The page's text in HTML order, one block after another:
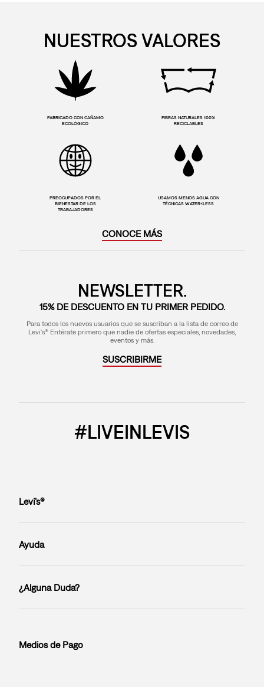
NUESTROS VALORES
FABRICADO CON CAÑAMO
ECOLÓGICO
FIBRAS NATURALES 100%
RECICLABLES
PREOCUPADOS POR EL
BIENESTAR DE LOS
TRABAJADORES
USAMOS MENOS AGUA CON
TÉCNICAS WATER<LESS
CONOCE MÁS
NEWSLETTER.
15% DE DESCUENTO EN TU PRIMER PEDIDO.
Para todos los nuevos usuarios que se suscriban a la lista de correo de
Levi's® Entérate primero que nadie de ofertas especiales, novedades,
eventos y más.
SUSCRIBIRME
#LIVEINLEVIS
Levi’s®
Ayuda
¿Alguna Duda?
Medios de Pago